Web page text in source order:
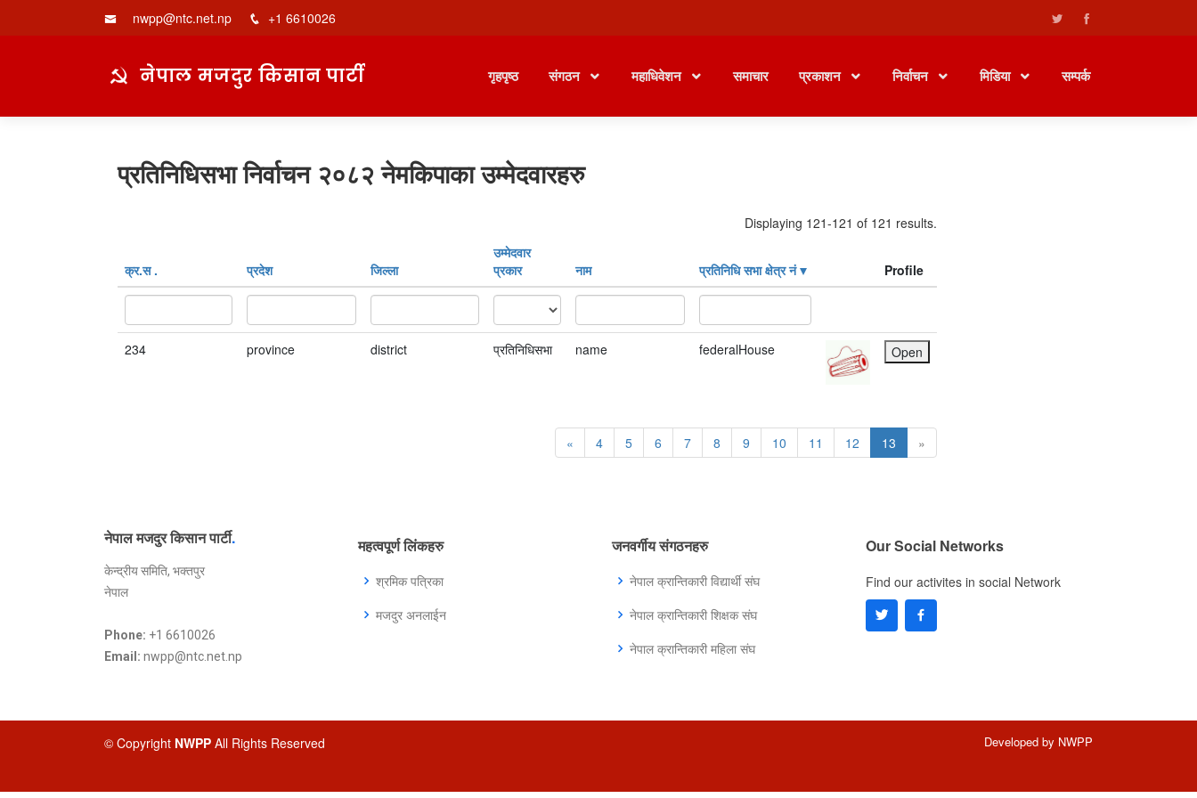
nwpp@ntc.net.np +1 6610026
नेपाल मजदुर किसान पार्टी गृहपृष्ठ संगठन महाधिवेशन समाचार प्रकाशन निर्वाचन मिडिया सम्पर्क
प्रतिनिधिसभा निर्वाचन २०८२ नेमकिपाका उम्मेदवारहरु
Displaying 121-121 of 121 results.
क्र‍.स‌ . प्रदेश जिल्ला
उम्मेदवार
प्रकार
नाम प्रतिनिधि सभा क्षेत्र नं Profile
234 province district प्रतिनिधिसभा name federalHouse Open
« 4 5 6 7 8 9 10 11 12 13 »
नेपाल मजदुर किसान पार्टी.
केन्द्रीय समिति, भक्तपुर
नेपाल
Phone: +1 6610026
Email: nwpp@ntc.net.np
महत्वपूर्ण लिंकहरु
श्रमिक पत्रिका
मजदुर अनलाईन
जनवर्गीय संगठनहरु
नेपाल क्रान्तिकारी विद्यार्थी संघ
नेपाल क्रान्तिकारी शिक्षक संघ
नेपाल क्रान्तिकारी महिला संघ
Our Social Networks
Find our activites in social Network
© Copyright NWPP All Rights Reserved Developed by NWPP